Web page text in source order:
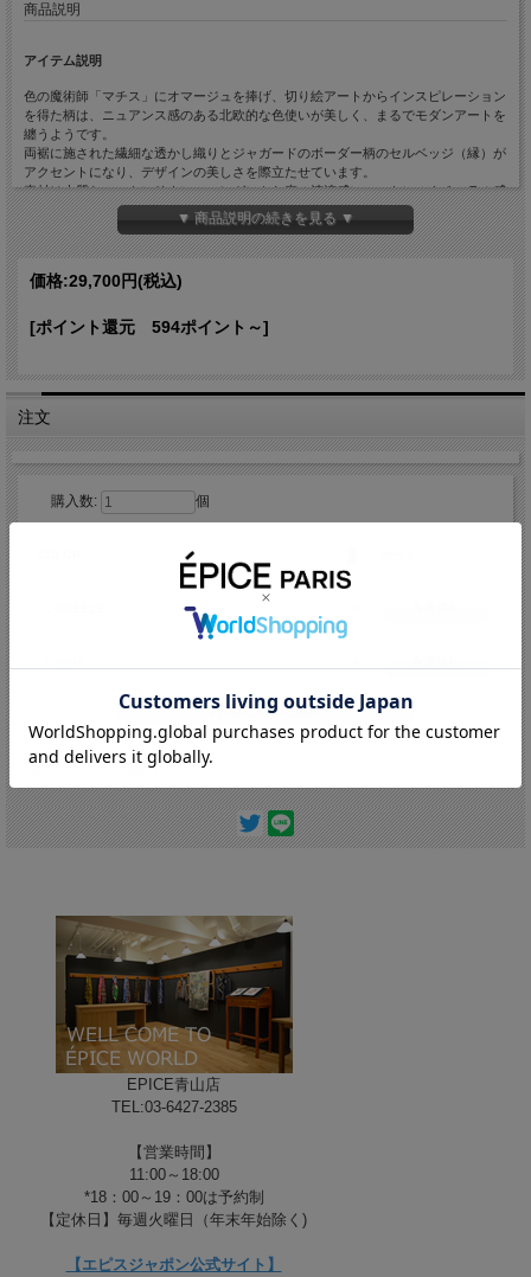
商品説明
アイテム説明
色の魔術師「マチス」にオマージュを捧げ、切り絵アートからインスピレーション
を得た柄は、ニュアンス感のある北欧的な色使いが美しく、まるでモダンアートを
纏うようです。
両裾に施された繊細な透かし織りとジャガードのボーダー柄のセルベッジ（縁）が
アクセントになり、デザインの美しさを際立たせています。
素材は上質なコットンリネン。エレガントな麻の清涼感にコットンのナチュラル感
がプラスされ、春夏のおしゃれに最適です。
サッカー生地のような織柄でしわも気にならず、首回りに収まりのよい60cm幅。
通気性にも優れているので、真夏の冷房、日よけ対策までロングシーズンお使いい
製造国 インド
サイズ
カラーバリエーション
▼ 商品説明の続きを見る ▼
価格:29,700円(税込)
[ポイント還元 594ポイント～]
注文
購入数: 個
返品についての詳細はこちら
EPICE青山店
TEL:03-6427-2385
【営業時間】
11:00～18:00
*18：00～19：00は予約制
【定休日】毎週火曜日（年末年始除く)
【エピスジャポン公式サイト】